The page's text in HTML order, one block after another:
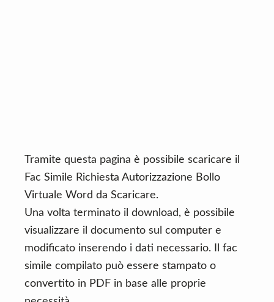
Tramite questa pagina è possibile scaricare il
Fac Simile Richiesta Autorizzazione Bollo
Virtuale Word da Scaricare.
Una volta terminato il download, è possibile
visualizzare il documento sul computer e
modificato inserendo i dati necessario. Il fac
simile compilato può essere stampato o
convertito in PDF in base alle proprie